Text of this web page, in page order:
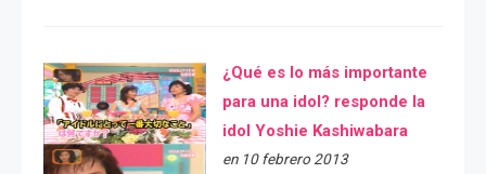
¿Qué es lo más importante
para una idol? responde la
idol Yoshie Kashiwabara
en 10 febrero 2013